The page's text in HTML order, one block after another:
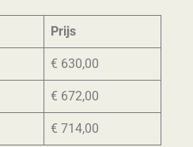
Prijs
€ 630,00
€ 672,00
€ 714,00